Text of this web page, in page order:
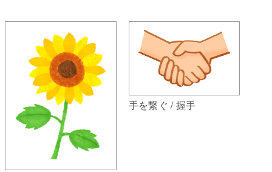
手を繋ぐ / 握手